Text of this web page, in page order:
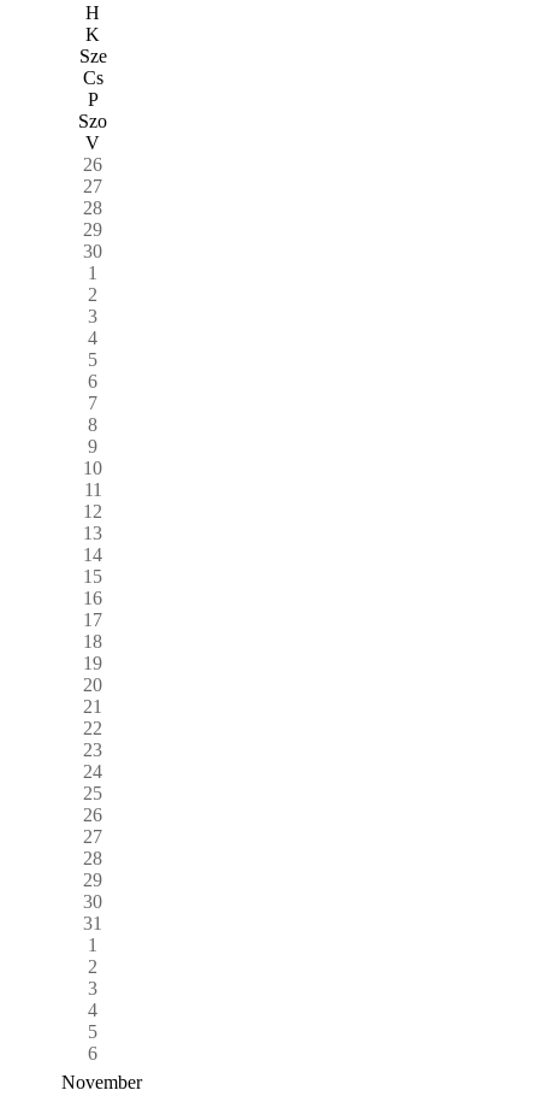
H
K
Sze
Cs
P
Szo
V
26
27
28
29
30
1
2
3
4
5
6
7
8
9
10
11
12
13
14
15
16
17
18
19
20
21
22
23
24
25
26
27
28
29
30
31
1
2
3
4
5
6
November